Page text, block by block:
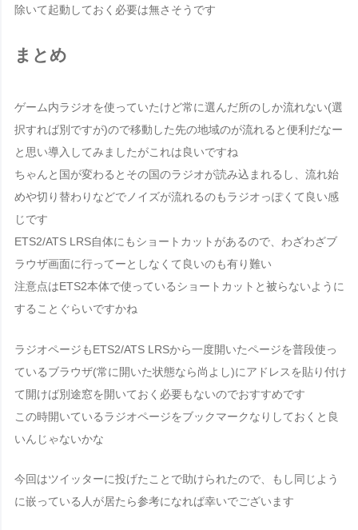
除いて起動しておく必要は無さそうです
まとめ
ゲーム内ラジオを使っていたけど常に選んだ所のしか流れない(選
択すれば別ですが)ので移動した先の地域のが流れると便利だなー
と思い導入してみましたがこれは良いですね
ちゃんと国が変わるとその国のラジオが読み込まれるし、流れ始
めや切り替わりなどでノイズが流れるのもラジオっぽくて良い感
じです
ETS2/ATS LRS自体にもショートカットがあるので、わざわざブ
ラウザ画面に行ってーとしなくて良いのも有り難い
注意点はETS2本体で使っているショートカットと被らないように
することぐらいですかね
ラジオページもETS2/ATS LRSから一度開いたページを普段使っ
ているブラウザ(常に開いた状態なら尚よし)にアドレスを貼り付け
て開けば別途窓を開いておく必要もないのでおすすめです
この時開いているラジオページをブックマークなりしておくと良
いんじゃないかな
今回はツイッターに投げたことで助けられたので、もし同じよう
に嵌っている人が居たら参考になれば幸いでございます